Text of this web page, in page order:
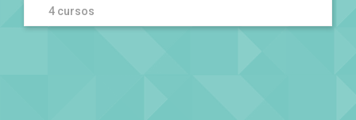
4 cursos